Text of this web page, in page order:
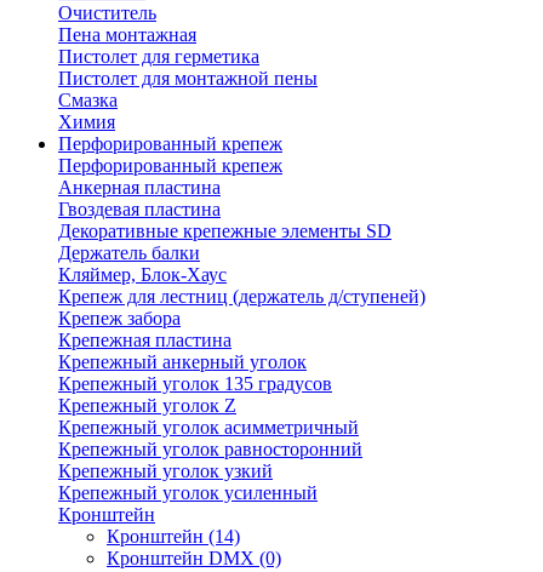
Очиститель
Пена монтажная
Пистолет для герметика
Пистолет для монтажной пены
Смазка
Химия
Перфорированный крепеж
Перфорированный крепеж
Анкерная пластина
Гвоздевая пластина
Декоративные крепежные элементы SD
Держатель балки
Кляймер, Блок-Хаус
Крепеж для лестниц (держатель д/ступеней)
Крепеж забора
Крепежная пластина
Крепежный анкерный уголок
Крепежный уголок 135 градусов
Крепежный уголок Z
Крепежный уголок асимметричный
Крепежный уголок равносторонний
Крепежный уголок узкий
Крепежный уголок усиленный
Кронштейн
Кронштейн (14)
Кронштейн DMX (0)